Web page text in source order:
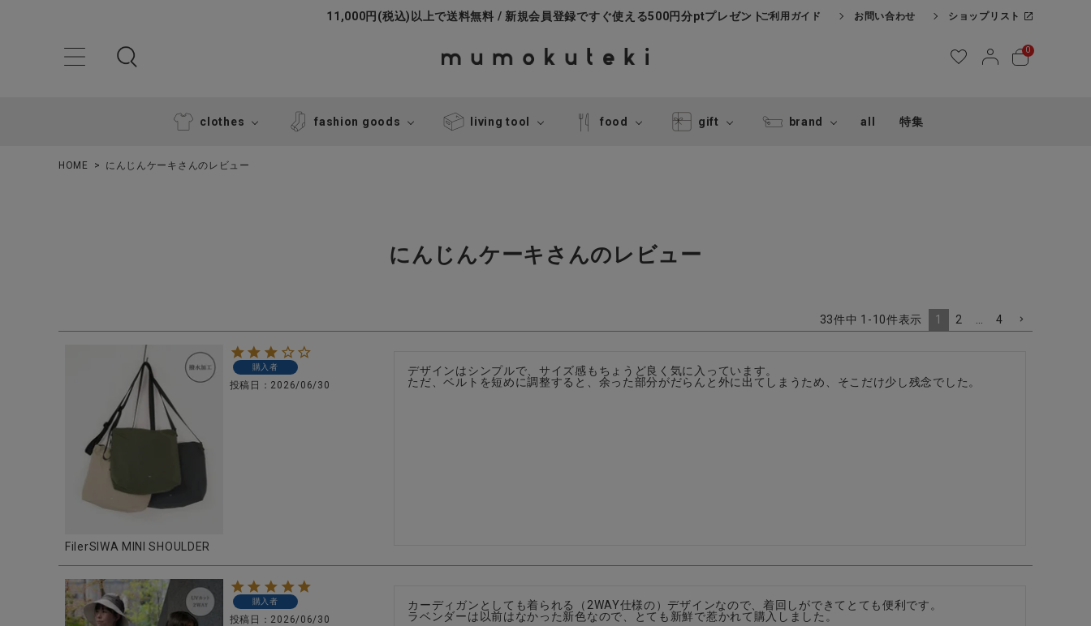
11,000円(税込)以上で送料無料 / 新規会員登録ですぐ使える500円分ptプレゼントご利用ガイド お問い合わせ ショップリスト
0
clothes fashion goods living tool food gift brand all 特集
新規会員登録
ナチュラル服
ファッション雑貨
生活雑貨
HOME にんじんケーキさんのレビュー
にんじんケーキさんのレビュー
33件中 1 -10件表示 1 2 4
FilerSIWA MINI SHOULDER
購入者
投稿日 2026/06/30
デザインはシンプルで、サイズ感もちょうど良く気に入っています。
ただ、ベルトを短めに調整すると、余った部分がだらんと外に出てしまうため、そこだけ少し残念でした。
購入者
投稿日 2026/06/30
カーディガンとしても着られる（2WAY仕様の）デザインなので、着回しができてとても便利です。
ラベンダーは以前はなかった新色なので、とても新鮮で惹かれて購入しました。